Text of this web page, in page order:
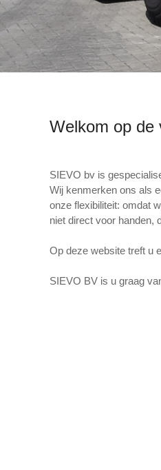
Welkom op de
SIEVO bv is
Wij kenmerken ons als
onze flexibiliteit: omdat
niet direct voor handen,
Op deze website treft u
SIEVO BV is u graag